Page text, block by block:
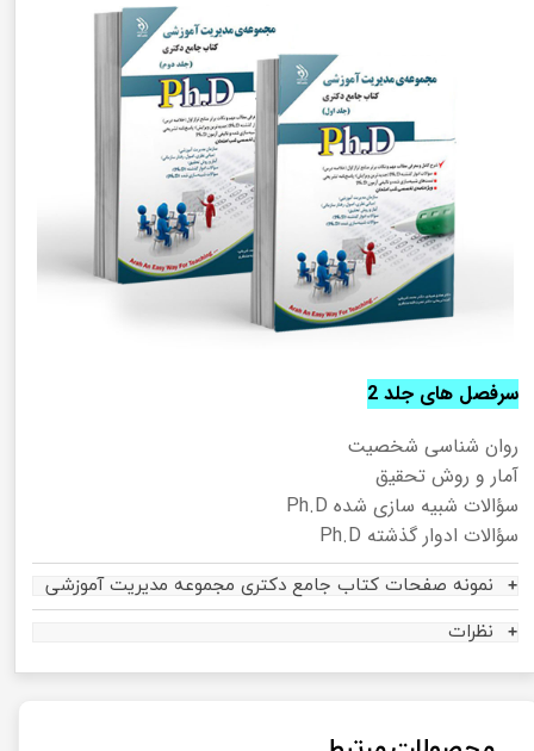
سرفصل های جلد 2
روان شناسی شخصیت
آمار و روش تحقیق
سؤالات شبیه سازی شده Ph.D
سؤالات ادوار گذشته Ph.D
نمونه صفحات کتاب جامع دکتری مجموعه مدیریت آموزشی
نظرات